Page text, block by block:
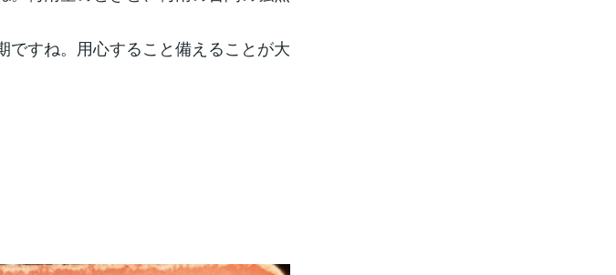
すね。用心すること備えることが大